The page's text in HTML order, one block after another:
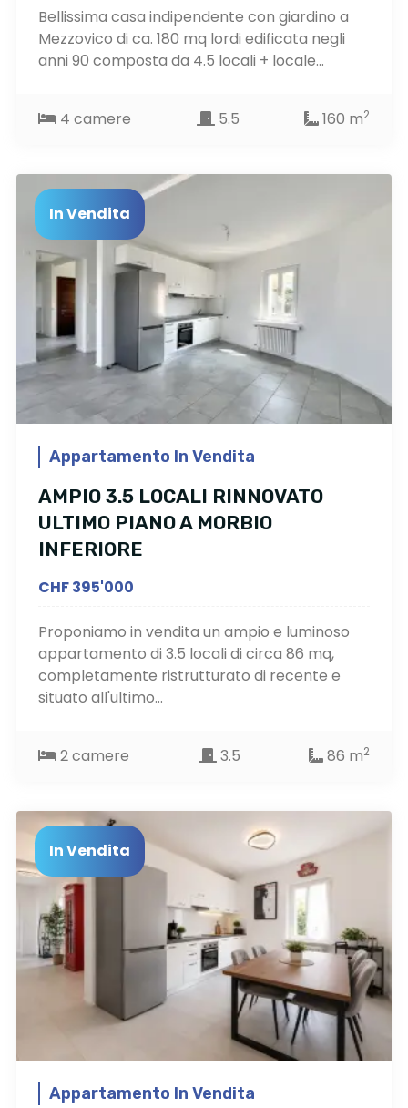
Bellissima casa indipendente con giardino a
Mezzovico di ca. 180 mq lordi edificata negli
anni 90 composta da 4.5 locali + locale...
4 camere 5.5 160 m2
In Vendita
Appartamento In Vendita
AMPIO 3.5 LOCALI RINNOVATO
ULTIMO PIANO A MORBIO
INFERIORE
CHF 395'000
Proponiamo in vendita un ampio e luminoso
appartamento di 3.5 locali di circa 86 mq,
completamente ristrutturato di recente e
situato all'ultimo...
2 camere 3.5 86 m2
In Vendita
Appartamento In Vendita